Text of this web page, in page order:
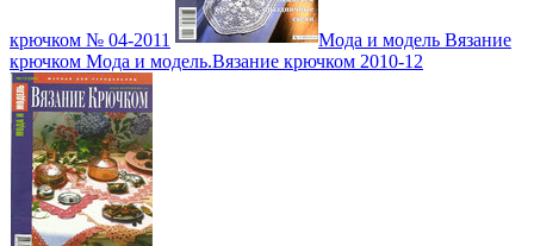
крючком № 04-2011
Мода и модель Вязание
крючком Мода и модель.Вязание крючком 2010-12